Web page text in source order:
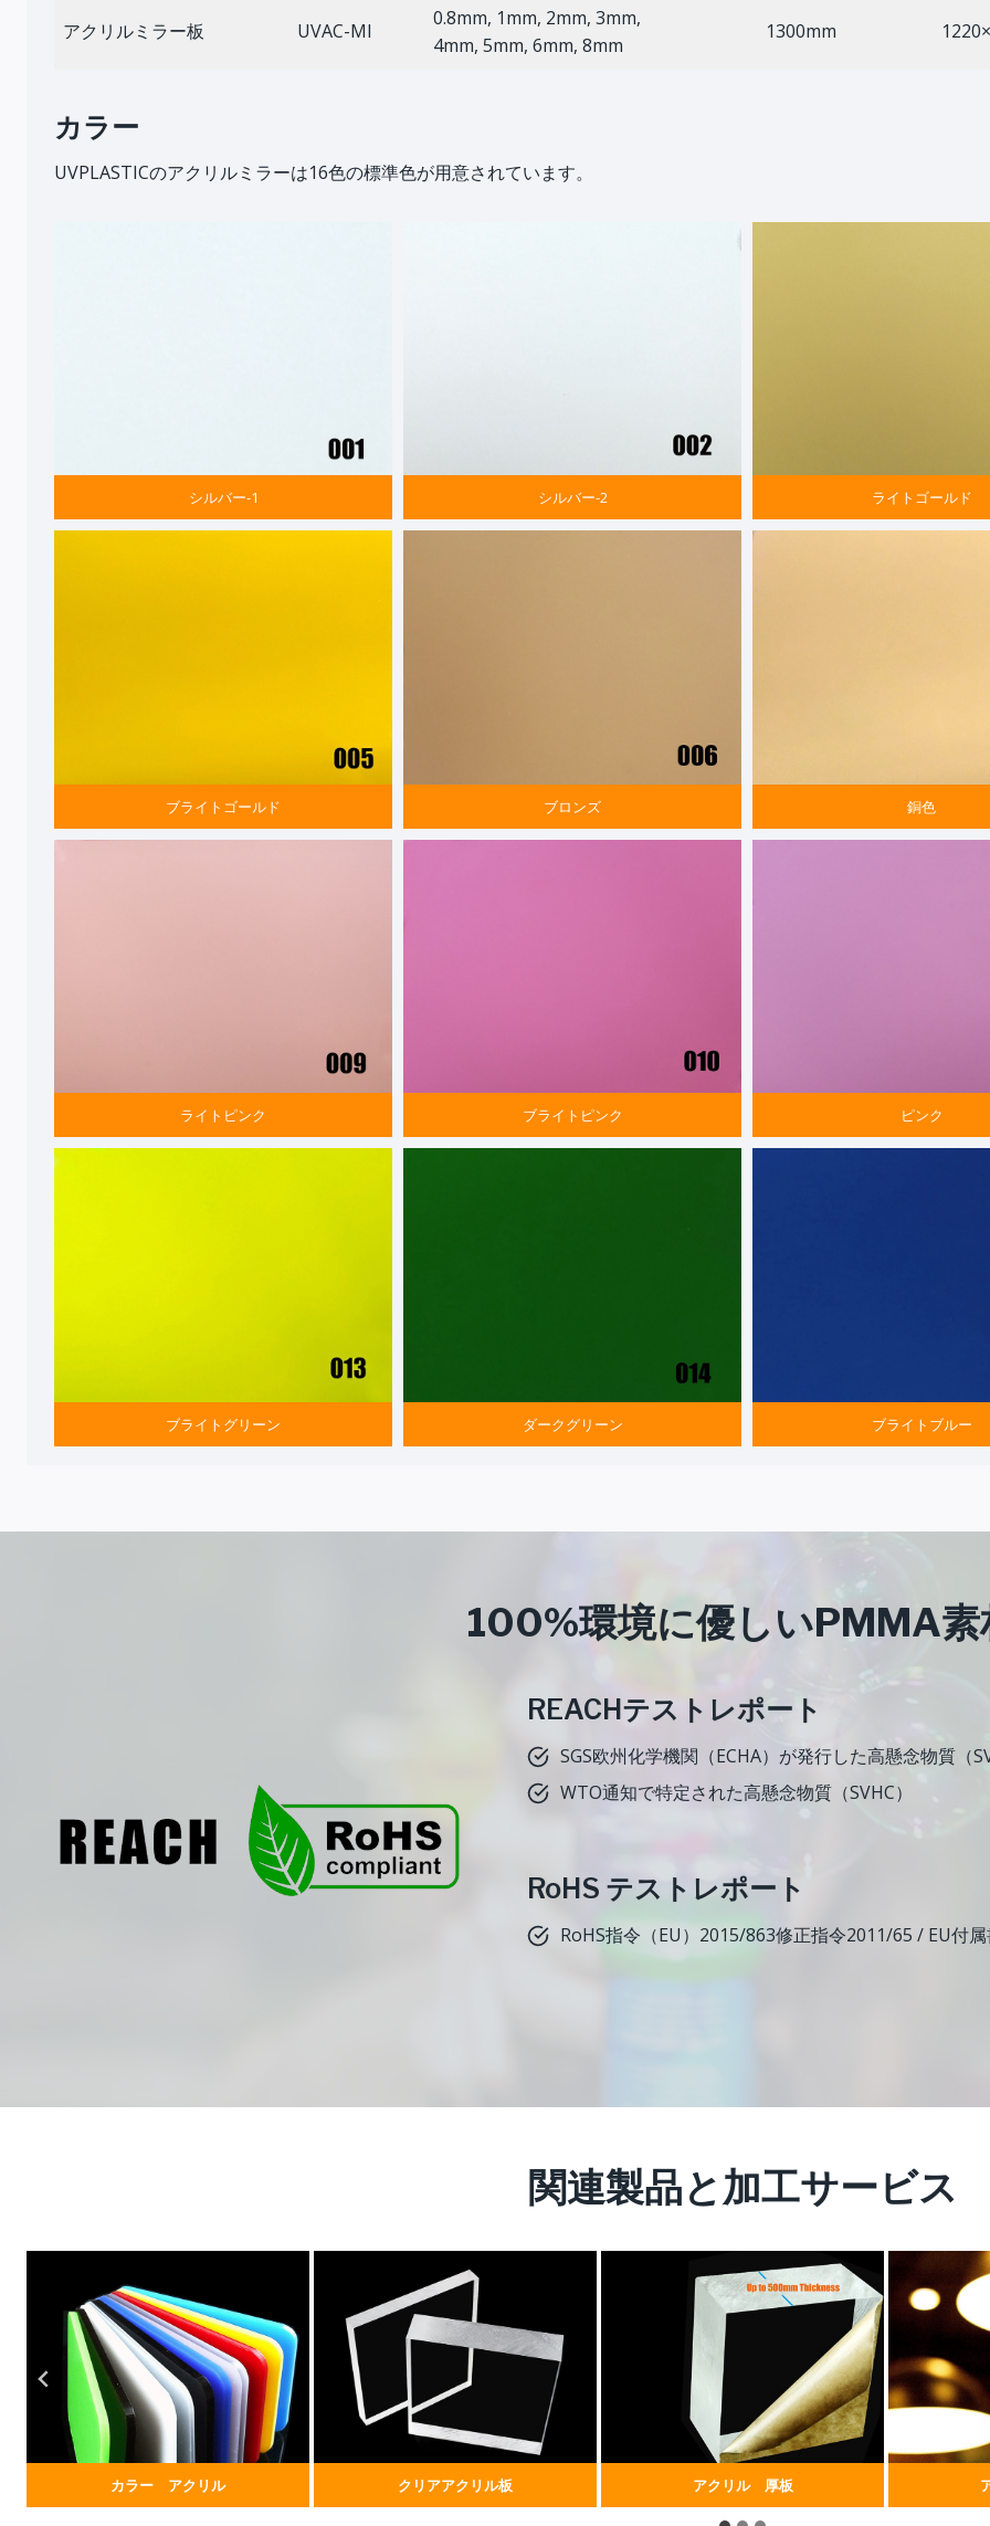
アクリルミラー板 UVAC-MI
0.8mm, 1mm, 2mm, 3mm,
4mm, 5mm, 6mm, 8mm
1300mm
カラー
UVPLASTICのアクリルミラーは16色の標準色が用意されています。
シルバー-1 シルバー-2 ライトゴールド
ブライトゴールド ブロンズ 銅色
ライトピンク ブライトピンク ピンク
ブライトグリーン ダークグリーン ブライトブルー
100%環境に優しいPMMA素
REACHテストレポート
SGS欧州化学機関（ECHA）が発行した高懸念物質（
WTO通知で特定された高懸念物質（SVHC）
RoHS テストレポート
RoHS指令（EU）2015/863修正指令2011/65 / EU付
関連製品と加工サービス
カラー アクリル クリアアクリル板 アクリル 厚板